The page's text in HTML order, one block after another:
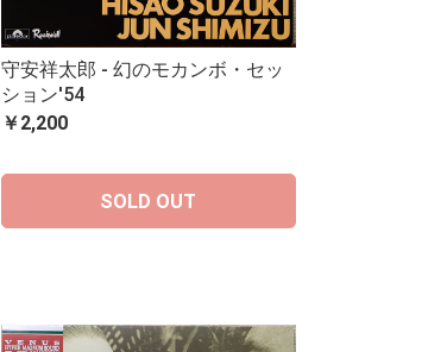
守安祥太郎 - 幻のモカンボ・セッ
ション'54
￥2,200
SOLD OUT